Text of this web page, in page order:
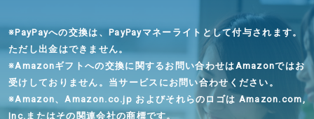
※PayPayへの交換は、PayPayマネーライトとして付与されます。
ただし出金はできません。
※Amazonギフトへの交換に関するお問い合わせはAmazonではお
受けしておりません。当サービスにお問い合わせください。
※Amazon、Amazon.co.jp およびそれらのロゴは Amazon.com,
Inc.またはその関連会社の商標です。